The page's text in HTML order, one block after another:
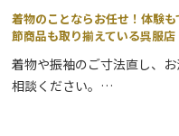
着物のことならお任せ！体験
節商品も取り揃えている呉服店
着物や振袖のご寸法直し、
相談ください。